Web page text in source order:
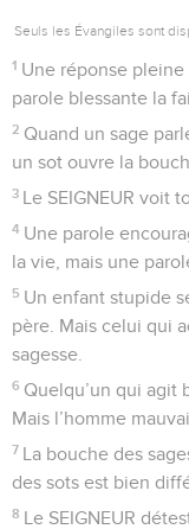
Seuls les Évangiles sont
1 Une réponse
parole blessante la
2 Quand un sage
un sot ouvre la
3 Le SEIGNEUR voit
4 Une parole
la vie, mais une
5 Un enfant stupide
père. Mais celui qui
sagesse.
6 Quelqu’un qui agit
Mais l’homme
7 La bouche des
des sots est bien
8 Le SEIGNEUR